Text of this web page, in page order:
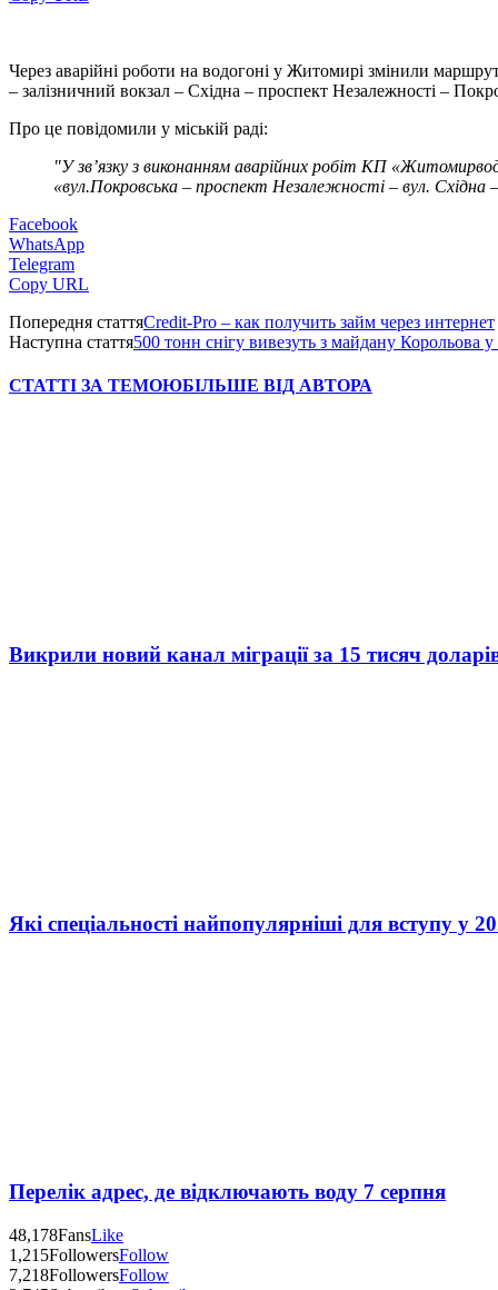
Через аварійні роботи на водогоні у Житомирі змінили
– залізничний вокзал – Східна – проспект Незалежності –
Про це повідомили у міській раді:
"У зв’язку з виконанням аварійних робіт КП
«вул.Покровська – проспект Незалежності – вул. Східна
Facebook
WhatsApp
Telegram
Copy URL
Попередня статтяCredit-Pro – как получить займ через интернет
Наступна стаття500 тонн снігу вивезуть з майдану Корольова
СТАТТІ ЗА ТЕМОЮБІЛЬШЕ ВІД АВТОРА
Викрили новий канал міграції за 15 тисяч
Які спеціальності найпопулярніші для вступу у
Перелік адрес, де відключають воду 7 серпня
48,178FansLike
1,215FollowersFollow
7,218FollowersFollow